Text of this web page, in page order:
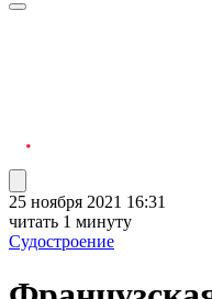
25 ноября 2021 16:31
читать 1 минуту
Судостроение